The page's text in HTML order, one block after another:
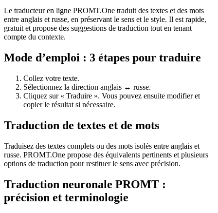
Le traducteur en ligne PROMT.One traduit des textes et des mots
entre anglais et russe, en préservant le sens et le style. Il est rapide,
gratuit et propose des suggestions de traduction tout en tenant
compte du contexte.
Mode d’emploi : 3 étapes pour traduire
Collez votre texte.
Sélectionnez la direction anglais ↔ russe.
Cliquez sur « Traduire ». Vous pouvez ensuite modifier et
copier le résultat si nécessaire.
Traduction de textes et de mots
Traduisez des textes complets ou des mots isolés entre anglais et
russe. PROMT.One propose des équivalents pertinents et plusieurs
options de traduction pour restituer le sens avec précision.
Traduction neuronale PROMT :
précision et terminologie